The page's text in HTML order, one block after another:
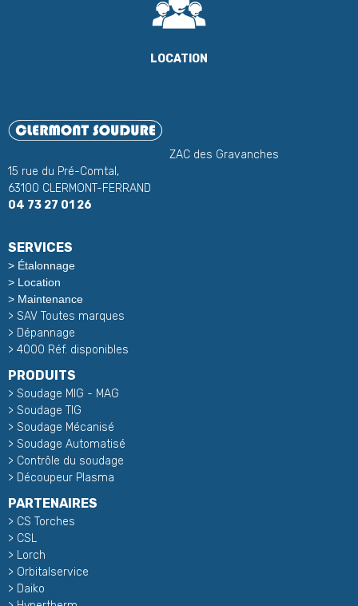
LOCATION
ZAC des Gravanches
15 rue du Pré-Comtal,
63100 CLERMONT-FERRAND
04 73 27 01 26
SERVICES
> Étalonnage
> Location
> Maintenance
> SAV Toutes marques
> Dépannage
> 4000 Réf. disponibles
PRODUITS
> Soudage MIG - MAG
> Soudage TIG
> Soudage Mécanisé
> Soudage Automatisé
> Contrôle du soudage
> Découpeur Plasma
PARTENAIRES
> CS Torches
> CSL
> Lorch
> Orbitalservice
> Daiko